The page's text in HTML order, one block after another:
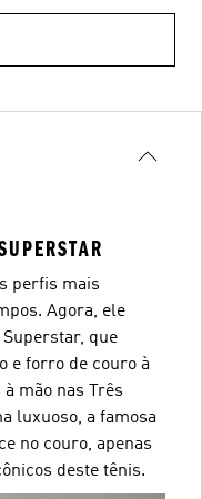
perfis mais
Agora, ele
Superstar, que
e forro de couro à
mão nas Três
luxuoso, a famosa
no couro, apenas
deste tênis.